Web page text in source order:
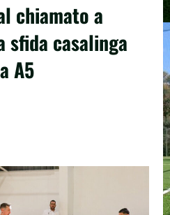
chiamato a
casalinga
A5